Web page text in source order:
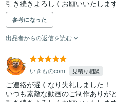
引き続きよろしくお願いいたしま
参考になった
出品者からの返信を読む
いきものcom 見積り相談
ご連絡が遅くなり失礼しました！
いつも素敵な動画のご制作ありが